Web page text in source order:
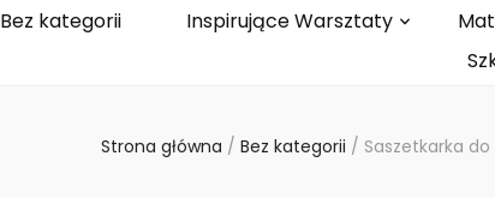
Bez kategorii Inspirujące Warsztaty
Strona główna / Bez kategorii / Saszetkarka